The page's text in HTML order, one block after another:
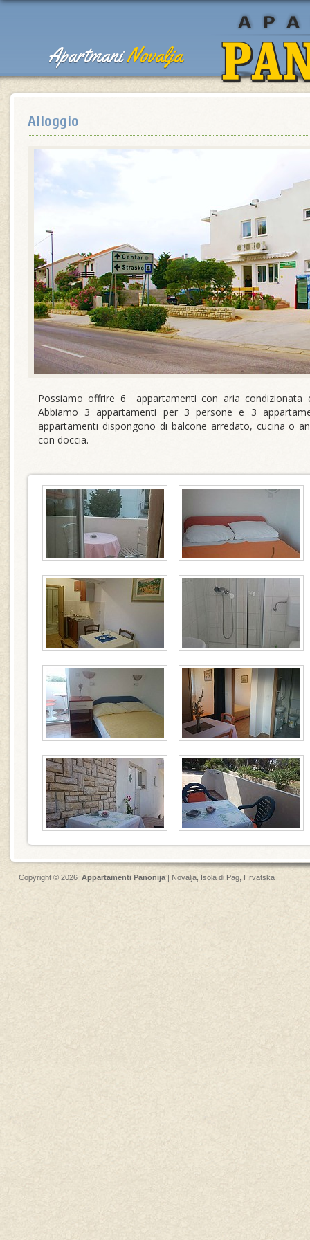
ApartmaniNovalja
Alloggio
Possiamo offrire 6 appartamenti con aria condizionata
Abbiamo 3 appartamenti per 3 persone e 3
appartamenti dispongono di balcone arredato, cucina o
con doccia.
Copyright © 2026 Appartamenti Panonija | Novalja Isola di Pag , Hrvatska